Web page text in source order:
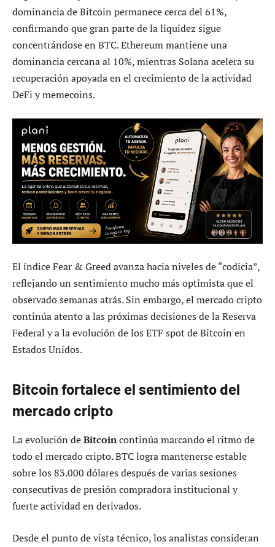
dominancia de Bitcoin permanece cerca del 61%,
confirmando que gran parte de la liquidez sigue
concentrándose en BTC. Ethereum mantiene una
dominancia cercana al 10%, mientras Solana acelera su
recuperación apoyada en el crecimiento de la actividad
DeFi y memecoins.
El índice Fear & Greed avanza hacia niveles de “codicia”,
reflejando un sentimiento mucho más optimista que el
observado semanas atrás. Sin embargo, el mercado cripto
continúa atento a las próximas decisiones de la Reserva
Federal y a la evolución de los ETF spot de Bitcoin en
Estados Unidos.
Bitcoin fortalece el sentimiento del
mercado cripto
La evolución deBitcoincontinúa marcando el ritmo de
todo el mercado cripto. BTC logra mantenerse estable
sobre los 83.000 dólares después de varias sesiones
consecutivas de presión compradora institucional y
fuerte actividad en derivados.
Desde el punto de vista técnico, los analistas consideran